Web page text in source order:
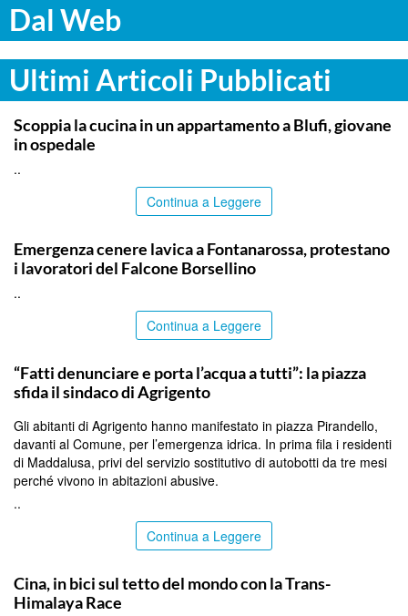
Dal Web
Ultimi Articoli Pubblicati
PALERMO
Scoppia la cucina in un appartamento a Blufi, giovane
in ospedale
..
Continua a Leggere
Emergenza cenere lavica a Fontanarossa, protestano
i lavoratori del Falcone Borsellino
..
Continua a Leggere
“Fatti denunciare e porta l’acqua a tutti”: la piazza
sfida il sindaco di Agrigento
Gli abitanti di Agrigento hanno manifestato in piazza Pirandello,
davanti al Comune, per l’emergenza idrica. In prima fila i residenti
di Maddalusa, privi del servizio sostitutivo di autobotti da tre mesi
perché vivono in abitazioni abusive.
..
Continua a Leggere
Cina, in bici sul tetto del mondo con la Trans-
Himalaya Race